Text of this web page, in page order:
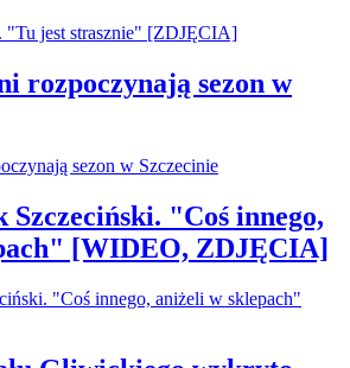
rozpoczynają sezon w
"Coś innego,
[WIDEO, ZDJĘCIA]